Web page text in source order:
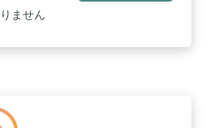
ません